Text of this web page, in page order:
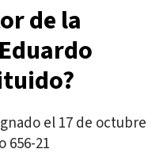
de la
el 17 de octubre
656-21